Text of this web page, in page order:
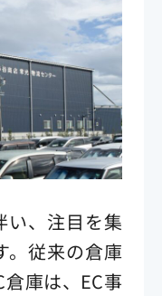
い、注目を集
。従来の倉庫
庫は、EC事